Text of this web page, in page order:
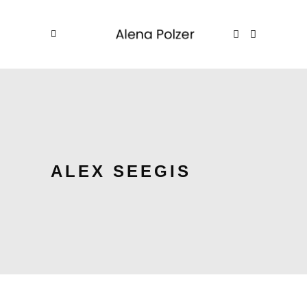
ALEX SEEGIS